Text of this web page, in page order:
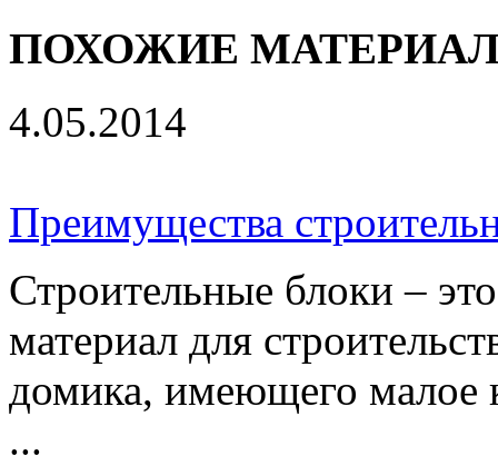
ПОХОЖИЕ
4.05.2014
Преимущества
Строительные блоки –
материал для
домика, имеющего малое
...